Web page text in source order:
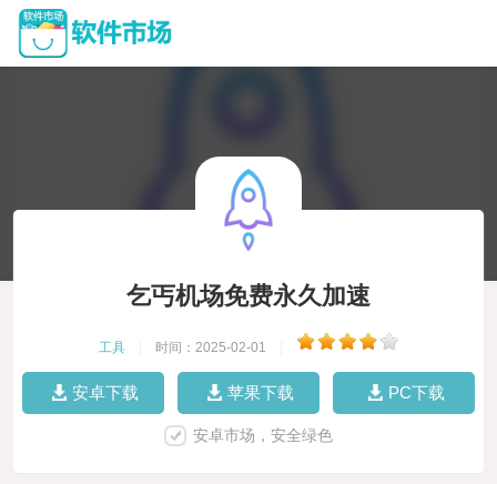
乞丐机场免费永久加速
工具 时间：2025-02-01
安卓下载 苹果下载 PC下载
安卓市场，安全绿色